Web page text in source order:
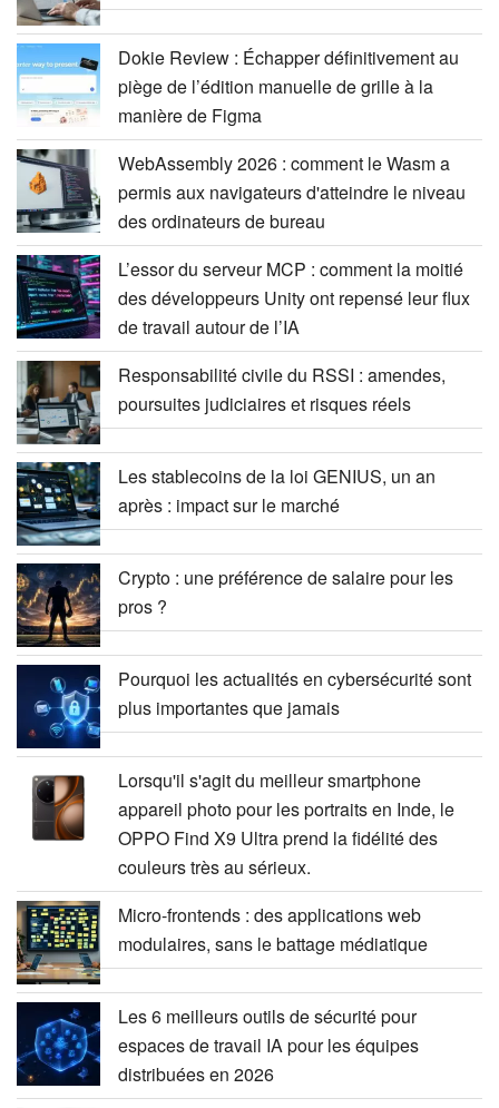
Dokie Review : Échapper définitivement au
piège de l’édition manuelle de grille à la
manière de Figma
WebAssembly 2026 : comment le Wasm a
permis aux navigateurs d'atteindre le niveau
des ordinateurs de bureau
L’essor du serveur MCP : comment la moitié
des développeurs Unity ont repensé leur flux
de travail autour de l’IA
Responsabilité civile du RSSI : amendes,
poursuites judiciaires et risques réels
Les stablecoins de la loi GENIUS, un an
après : impact sur le marché
Crypto : une préférence de salaire pour les
pros ?
Pourquoi les actualités en cybersécurité sont
plus importantes que jamais
Lorsqu'il s'agit du meilleur smartphone
appareil photo pour les portraits en Inde, le
OPPO Find X9 Ultra prend la fidélité des
couleurs très au sérieux.
Micro-frontends : des applications web
modulaires, sans le battage médiatique
Les 6 meilleurs outils de sécurité pour
espaces de travail IA pour les équipes
distribuées en 2026